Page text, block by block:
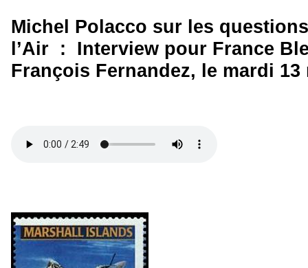
Michel Polacco sur les
l’Air : Interview pour France
François Fernandez, le mardi 13